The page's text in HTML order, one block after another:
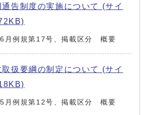
告制度の実施について (サイ
月例規第17号、掲載区分 概要
扱要綱の制定について (サイ
月例規第12号、掲載区分 概要